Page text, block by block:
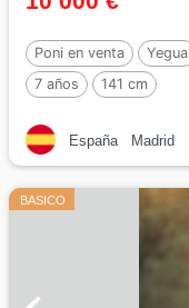
Poni en venta Yegua
7 años
141 cm
España Madrid
BASICO